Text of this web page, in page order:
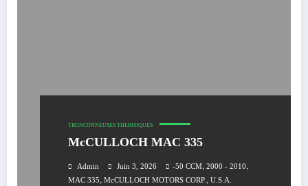
TRONCONNEUSES THERMIQUES
McCULLOCH MAC 335
Admin Juin 3, 2026 -50 CCM, 2000 - 2010,
MAC 335, McCULLOCH MOTORS CORP. , U.S.A.